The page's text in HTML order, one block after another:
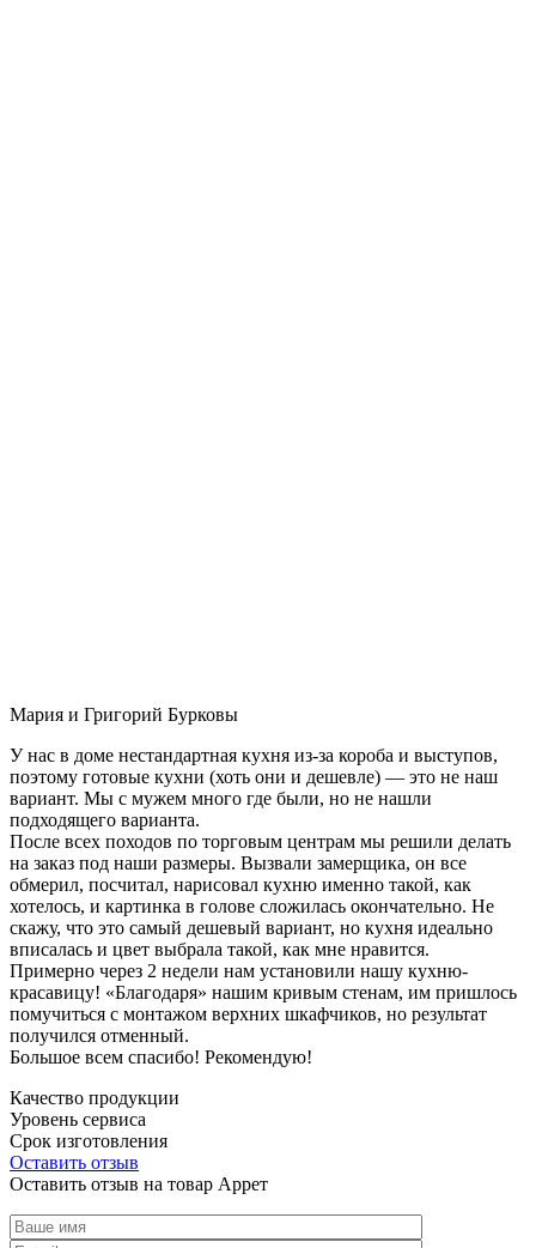
Мария и Григорий Бурковы
У нас в доме нестандартная кухня из-за короба и выступов,
поэтому готовые кухни (хоть они и дешевле) — это не наш
вариант. Мы с мужем много где были, но не нашли
подходящего варианта.
После всех походов по торговым центрам мы решили делать
на заказ под наши размеры. Вызвали замерщика, он все
обмерил, посчитал, нарисовал кухню именно такой, как
хотелось, и картинка в голове сложилась окончательно. Не
скажу, что это самый дешевый вариант, но кухня идеально
вписалась и цвет выбрала такой, как мне нравится.
Примерно через 2 недели нам установили нашу кухню-
красавицу! «Благодаря» нашим кривым стенам, им пришлось
помучиться с монтажом верхних шкафчиков, но результат
получился отменный.
Большое всем спасибо! Рекомендую!
Качество продукции
Уровень сервиса
Срок изготовления
Оставить отзыв
Оставить отзыв на товар Аррет